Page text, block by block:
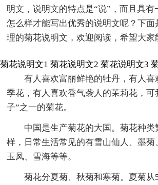
明文，说明文的特点是“说”，而且具有
怎么样才能写出优秀的说明文呢？下面
理的菊花说明文，欢迎阅读，希望大家
菊花说明文1
有人喜欢富丽鲜艳的牡丹，有人喜
季花，有人喜欢香气袭人的茉莉花，可
子”之一的菊花。
中国是生产菊花的大国。菊花种类
样，日常生活常见的有雪山仙人、墨菊
玉凤、雪海等等。
菊花分夏菊、秋菊和寒菊。夏菊从
菊花说明文2 菊花说明文3